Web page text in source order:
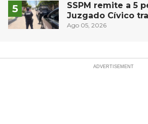
SSPM remite a 5
Juzgado Cívico
San Juan del Río
Ago 05, 2026